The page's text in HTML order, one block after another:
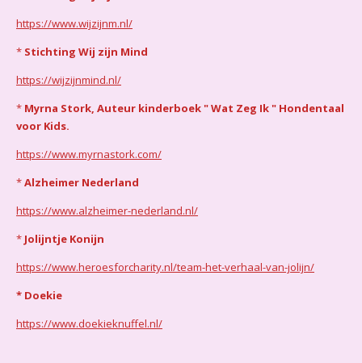
https://www.wijzijnm.nl/
* Stichting Wij zijn Mind
https://wijzijnmind.nl/
* Myrna Stork, Auteur kinderboek " Wat Zeg Ik " Hondentaal
voor Kids.
https://www.myrnastork.com/
*Alzheimer Nederland
https://www.alzheimer-nederland.nl/
* Jolijntje Konijn
https://www.heroesforcharity.nl/team-het-verhaal-van-jolijn/
* Doekie
https://www.doekieknuffel.nl/